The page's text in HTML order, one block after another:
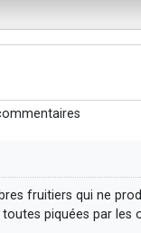
fruitiers qui ne
piquées par les